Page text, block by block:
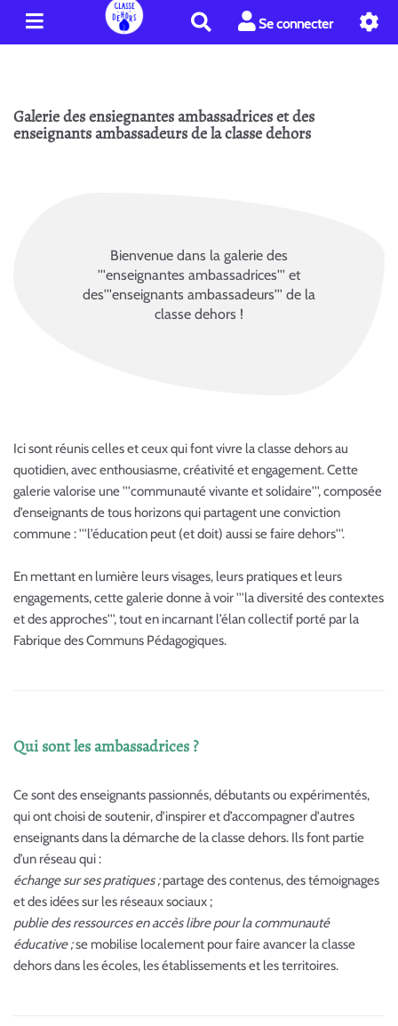
e
r
c
Se connecter
Galerie des ensiegnantes ambassadrices et des
enseignants ambassadeurs de la classe dehors
Bienvenue dans la galerie des
'''enseignantes ambassadrices''' et
des'''enseignants ambassadeurs''' de la
classe dehors !
Ici sont réunis celles et ceux qui font vivre la classe dehors au
quotidien, avec enthousiasme, créativité et engagement. Cette
galerie valorise une '''communauté vivante et solidaire''', composée
d’enseignants de tous horizons qui partagent une conviction
commune : '''l’éducation peut (et doit) aussi se faire dehors'''.
En mettant en lumière leurs visages, leurs pratiques et leurs
engagements, cette galerie donne à voir '''la diversité des contextes
et des approches''', tout en incarnant l’élan collectif porté par la
Fabrique des Communs Pédagogiques.
Qui sont les ambassadrices ?
Ce sont des enseignants passionnés, débutants ou expérimentés,
qui ont choisi de soutenir, d'inspirer et d’accompagner d'autres
enseignants dans la démarche de la classe dehors. Ils font partie
d’un réseau qui :
échange sur ses pratiques ;partage des contenus, des témoignages
et des idées sur les réseaux sociaux ;
publie des ressources en accès libre pour la communauté
éducative ;se mobilise localement pour faire avancer la classe
dehors dans les écoles, les établissements et les territoires.